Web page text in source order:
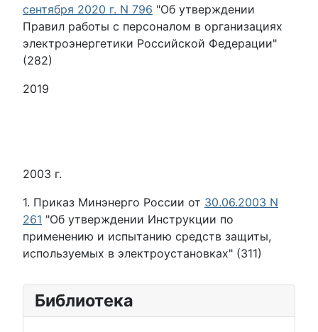
сентября 2020 г. N 796 "Об утверждении
Правил работы с персоналом в организациях
электроэнергетики Российской Федерации"
(282)
2019
2003 г.
1. Приказ Минэнерго России от 30.06.2003 N
261 "Об утверждении Инструкции по
применению и испытанию средств защиты,
используемых в электроустановках" (311)
Библиотека